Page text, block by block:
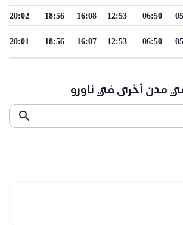
06:50
12:53
16:08
18:56
20:02
06:50
12:53
16:07
18:56
20:01
مدن أخرى في ناورو